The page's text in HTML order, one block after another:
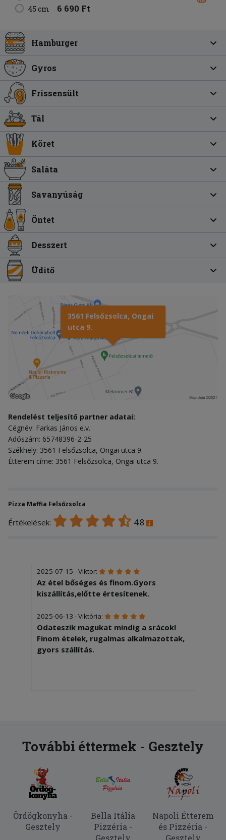
45 cm 6 690 Ft
Hamburger
Gyros
Frissensült
Tál
Köret
Saláta
Savanyúság
Öntet
Desszert
Üdítő
3561 Felsőzsolca, Ongai
utca 9.
Rendelést teljesítő partner adatai:
Cégnév: Farkas János e.v.
Adószám: 65748396-2-25
Székhely: 3561 Felsőzsolca, Ongai utca 9.
Étterem címe: 3561 Felsőzsolca, Ongai utca 9.
Pizza Maffia Felsőzsolca
Értékelések: 4.8
2025-07-15 - Viktor:
Az étel bőséges és finom.Gyors
kiszállítás,előtte értesítenek.
2025-06-13 - Viktória:
Odateszik magukat mindig a srácok!
Finom ételek, rugalmas alkalmazottak,
gyors szállítás.
További éttermek - Gesztely
Ördögkonyha -
Gesztely
Bella Itália
Pizzéria -
Gesztely
Napoli Étterem
és Pizzéria -
Gesztely